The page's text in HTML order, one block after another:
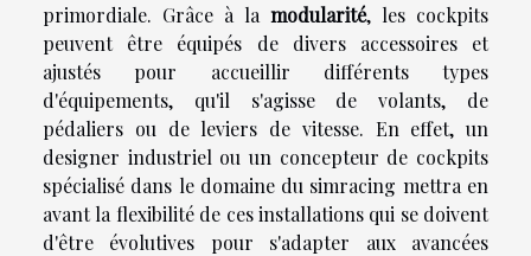
primordiale. Grâce à la modularité, les cockpits
peuvent être équipés de divers accessoires et
ajustés pour accueillir différents types
d'équipements, qu'il s'agisse de volants, de
pédaliers ou de leviers de vitesse. En effet, un
designer industriel ou un concepteur de cockpits
spécialisé dans le domaine du simracing mettra en
avant la flexibilité de ces installations qui se doivent
d'être évolutives pour s'adapter aux avancées